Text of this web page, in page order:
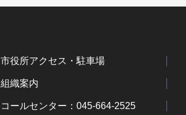
市役所アクセス・駐車場
組織案内
コールセンター：045-664-2525